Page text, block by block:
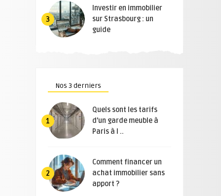
3
Investir en immobilier
sur Strasbourg : un
guide
Nos 3 derniers
1
Quels sont les tarifs
d’un garde meuble à
Paris à l ..
2
Comment financer un
achat immobilier sans
apport ?